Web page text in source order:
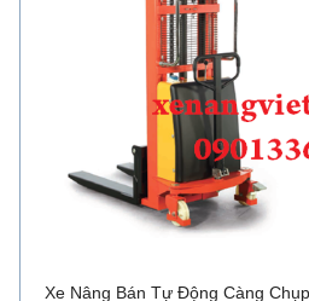
Xe Nâng Bán Tự Động Càng